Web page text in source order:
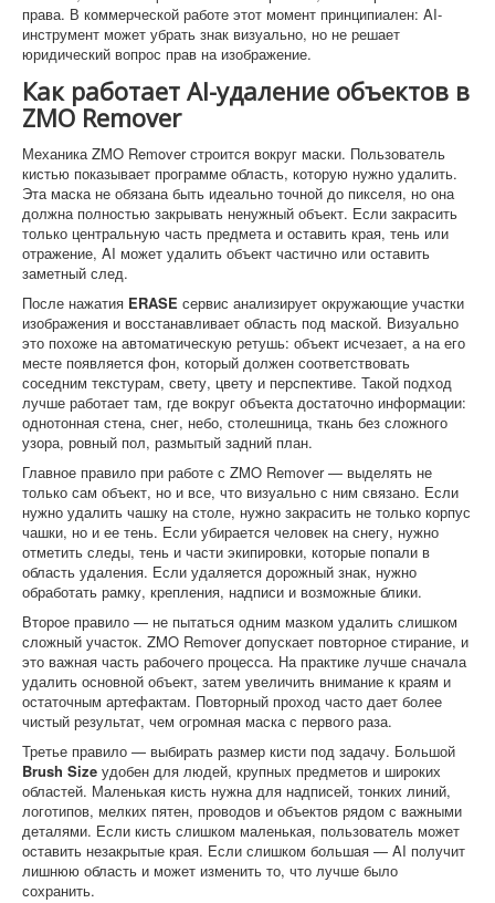
права. В коммерческой работе этот момент принципиален: AI-
инструмент может убрать знак визуально, но не решает
юридический вопрос прав на изображение.
Как работает AI-удаление объектов в
ZMO Remover
Механика ZMO Remover строится вокруг маски. Пользователь
кистью показывает программе область, которую нужно удалить.
Эта маска не обязана быть идеально точной до пикселя, но она
должна полностью закрывать ненужный объект. Если закрасить
только центральную часть предмета и оставить края, тень или
отражение, AI может удалить объект частично или оставить
заметный след.
После нажатия ERASE сервис анализирует окружающие участки
изображения и восстанавливает область под маской. Визуально
это похоже на автоматическую ретушь: объект исчезает, а на его
месте появляется фон, который должен соответствовать
соседним текстурам, свету, цвету и перспективе. Такой подход
лучше работает там, где вокруг объекта достаточно информации:
однотонная стена, снег, небо, столешница, ткань без сложного
узора, ровный пол, размытый задний план.
Главное правило при работе с ZMO Remover — выделять не
только сам объект, но и все, что визуально с ним связано. Если
нужно удалить чашку на столе, нужно закрасить не только корпус
чашки, но и ее тень. Если убирается человек на снегу, нужно
отметить следы, тень и части экипировки, которые попали в
область удаления. Если удаляется дорожный знак, нужно
обработать рамку, крепления, надписи и возможные блики.
Второе правило — не пытаться одним мазком удалить слишком
сложный участок. ZMO Remover допускает повторное стирание, и
это важная часть рабочего процесса. На практике лучше сначала
удалить основной объект, затем увеличить внимание к краям и
остаточным артефактам. Повторный проход часто дает более
чистый результат, чем огромная маска с первого раза.
Третье правило — выбирать размер кисти под задачу. Большой
Brush Size удобен для людей, крупных предметов и широких
областей. Маленькая кисть нужна для надписей, тонких линий,
логотипов, мелких пятен, проводов и объектов рядом с важными
деталями. Если кисть слишком маленькая, пользователь может
оставить незакрытые края. Если слишком большая — AI получит
лишнюю область и может изменить то, что лучше было
сохранить.